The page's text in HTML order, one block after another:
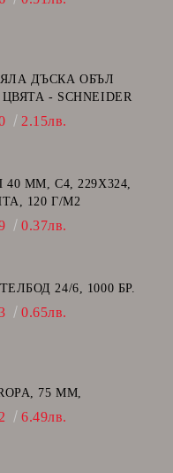
ДЪСКА ОБЪЛ
290 - 4 ЦВЯТА - SCHNEIDER
2.15лв.
MM, C4, 229Х324,
120 Г/М2
0.37лв.
24/6, 1000 БР.
0.65лв.
75 ММ,
6.49лв.